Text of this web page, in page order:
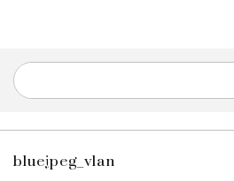
bluejpeg_vlan